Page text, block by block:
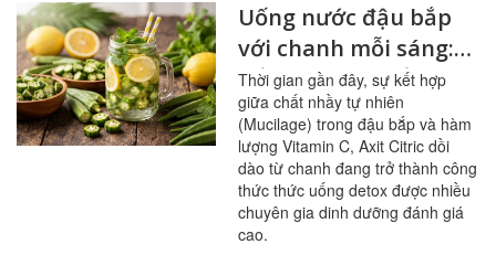
Uống nước đậu bắp
với chanh mỗi sáng:
bổ mạch máu, ổn
đường huyết
Thời gian gần đây, sự kết hợp
giữa chất nhầy tự nhiên
(Mucilage) trong đậu bắp và hàm
lượng Vitamin C, Axit Citric dồi
dào từ chanh đang trở thành công
thức thức uống detox được nhiều
chuyên gia dinh dưỡng đánh giá
cao.